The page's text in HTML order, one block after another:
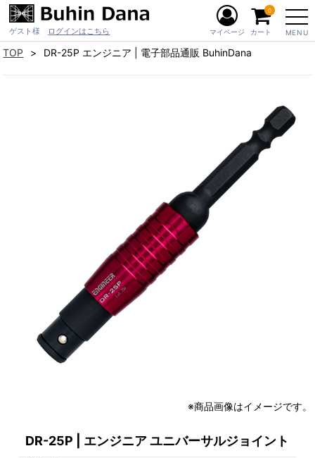
ゲスト様 ログインはこちら MENU
マイページ カート
0
TOP DR-25P エンジニア | 電子部品通販 BuhinDana
※商品画像はイメージです。
DR-25P | エンジニア ユニバーサルジョイント